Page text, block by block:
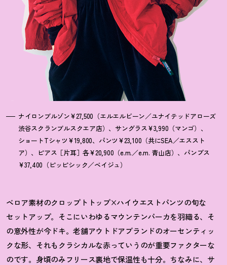
ナイロンブルゾン¥27,500（エルエルビーン／ユナイテッドアローズ
渋谷スクランブルスクエア店）、サングラス¥3,990（マンゴ）、
ショートTシャツ¥19,800、パンツ¥23,100（共にSEA／エススト
ア）、ピアス［片耳］各¥20,900（e.m.／e.m. 青山店）、パンプス
¥37,400（ピッピシック／ベイジュ）
ベロア素材のクロップトトップ×ハイウエストパンツの旬な
セットアップ。そこにいわゆるマウンテンパーカを羽織る、そ
の意外性が今ドキ。老舗アウトドアブランドのオーセンティッ
クな形、それもクラシカルな赤っていうのが重要ファクターな
のです。身頃のみフリース裏地で保温性も十分。ちなみに、サ